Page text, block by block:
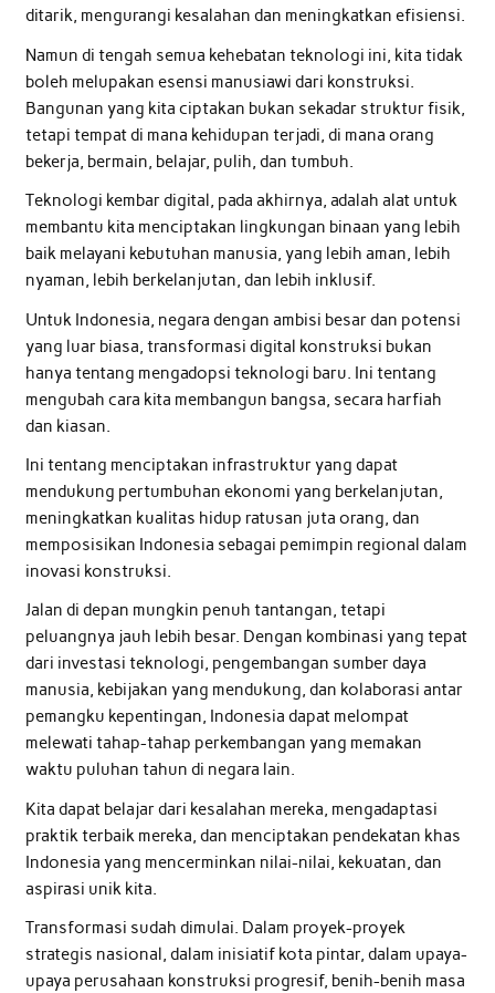
ditarik, mengurangi kesalahan dan meningkatkan efisiensi.
Namun di tengah semua kehebatan teknologi ini, kita tidak
boleh melupakan esensi manusiawi dari konstruksi.
Bangunan yang kita ciptakan bukan sekadar struktur fisik,
tetapi tempat di mana kehidupan terjadi, di mana orang
bekerja, bermain, belajar, pulih, dan tumbuh.
Teknologi kembar digital, pada akhirnya, adalah alat untuk
membantu kita menciptakan lingkungan binaan yang lebih
baik melayani kebutuhan manusia, yang lebih aman, lebih
nyaman, lebih berkelanjutan, dan lebih inklusif.
Untuk Indonesia, negara dengan ambisi besar dan potensi
yang luar biasa, transformasi digital konstruksi bukan
hanya tentang mengadopsi teknologi baru. Ini tentang
mengubah cara kita membangun bangsa, secara harfiah
dan kiasan.
Ini tentang menciptakan infrastruktur yang dapat
mendukung pertumbuhan ekonomi yang berkelanjutan,
meningkatkan kualitas hidup ratusan juta orang, dan
memposisikan Indonesia sebagai pemimpin regional dalam
inovasi konstruksi.
Jalan di depan mungkin penuh tantangan, tetapi
peluangnya jauh lebih besar. Dengan kombinasi yang tepat
dari investasi teknologi, pengembangan sumber daya
manusia, kebijakan yang mendukung, dan kolaborasi antar
pemangku kepentingan, Indonesia dapat melompat
melewati tahap-tahap perkembangan yang memakan
waktu puluhan tahun di negara lain.
Kita dapat belajar dari kesalahan mereka, mengadaptasi
praktik terbaik mereka, dan menciptakan pendekatan khas
Indonesia yang mencerminkan nilai-nilai, kekuatan, dan
aspirasi unik kita.
Transformasi sudah dimulai. Dalam proyek-proyek
strategis nasional, dalam inisiatif kota pintar, dalam upaya-
upaya perusahaan konstruksi progresif, benih-benih masa